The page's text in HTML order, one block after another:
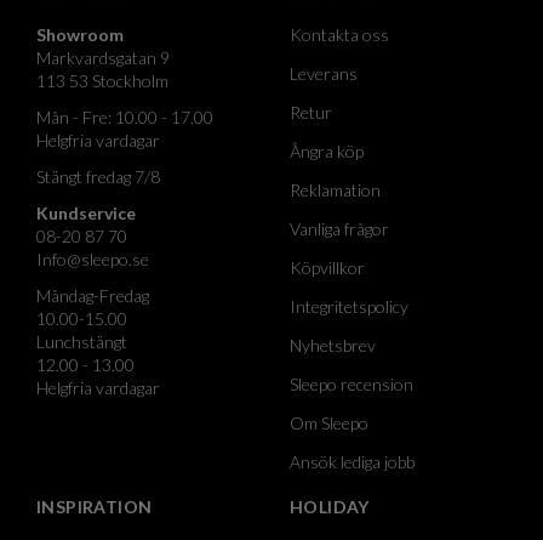
Showroom
Markvardsgatan 9
113 53 Stockholm
Mån - Fre: 10.00 - 17.00
Helgfria vardagar
Stängt fredag 7/8
Kundservice
08-20 87 70
Info@sleepo.se
Måndag-Fredag
10.00-15.00
Lunchstängt
12.00 - 13.00
Helgfria vardagar
Kontakta oss
Leverans
Retur
Ångra köp
Reklamation
Vanliga frågor
Köpvillkor
Integritetspolicy
Nyhetsbrev
Sleepo recension
Om Sleepo
Ansök lediga jobb
INSPIRATION HOLIDAY